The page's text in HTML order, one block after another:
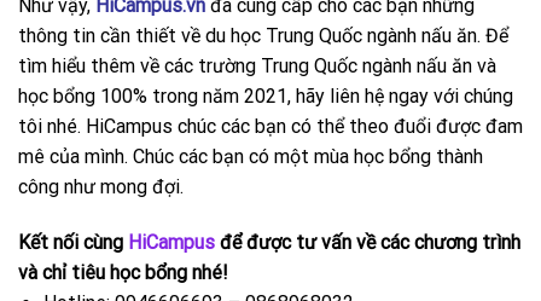
Như vậy, HiCampus.vn đã cung cấp cho các bạn những
thông tin cần thiết về du học Trung Quốc ngành nấu ăn. Để
tìm hiểu thêm về các trường Trung Quốc ngành nấu ăn và
học bổng 100% trong năm 2021, hãy liên hệ ngay với chúng
tôi nhé. HiCampus chúc các bạn có thể theo đuổi được đam
mê của mình. Chúc các bạn có một mùa học bổng thành
công như mong đợi.
Kết nối cùng HiCampus để được tư vấn về các chương trình
và chỉ tiêu học bổng nhé!